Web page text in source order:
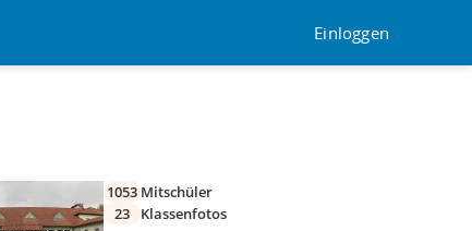
Einloggen
1053 Mitschüler
23
Klassenfotos